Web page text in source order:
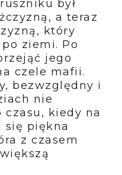
był
a teraz
który
ziemi. Po
jego
czele mafii.
bezwzględny i
nie
czasu, kiedy na
się piękna
z czasem